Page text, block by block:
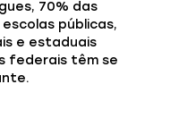
70% das
públicas,
e estaduais
federais têm se